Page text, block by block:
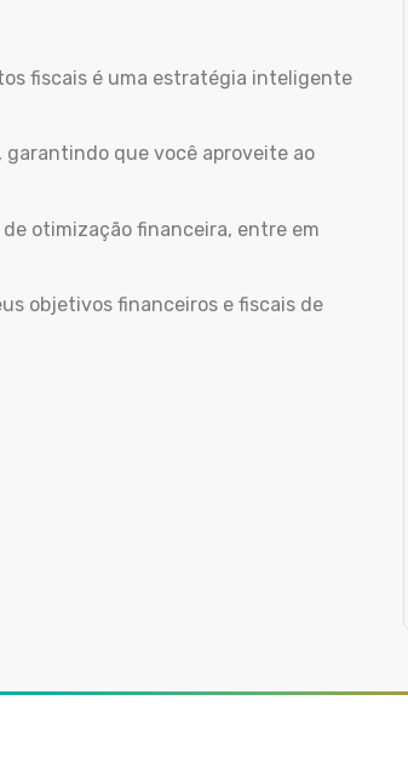
fiscais é uma estratégia inteligente
garantindo que você aproveite ao
otimização financeira, entre em
objetivos financeiros e fiscais de